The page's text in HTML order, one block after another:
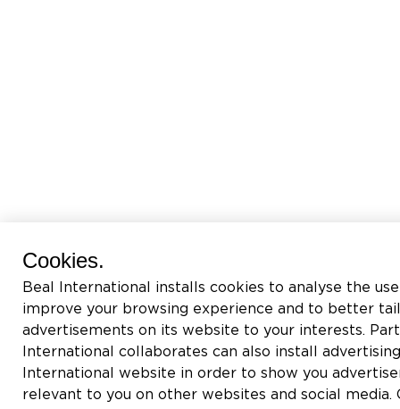
Cookies.
Beal International installs cookies to analyse the
improve your browsing experience and to better
advertisements on its website to your interests.
International collaborates can also install
International website in order to show you
relevant to you on other websites and social media.